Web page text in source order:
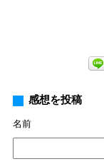
感想を投稿
名前